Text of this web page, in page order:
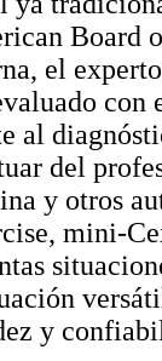
Board
el
con
al
del
y otros
mini-
y